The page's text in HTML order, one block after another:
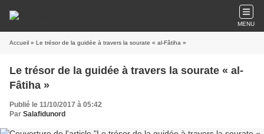
MENU
Accueil » Le trésor de la guidée à travers la sourate « al-Fâtiha »
Le trésor de la guidée à travers la sourate « al-
Fâtiha »
Publié le 11/10/2017 à 05:42
Par Salafidunord